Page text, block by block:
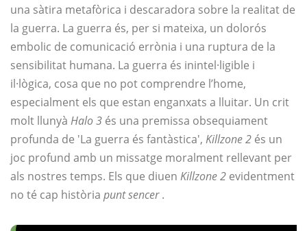
una sàtira metafòrica i descaradora sobre la realitat de
la guerra. La guerra és, per si mateixa, un dolorós
embolic de comunicació errònia i una ruptura de la
sensibilitat humana. La guerra és inintel·ligible i
il·lògica, cosa que no pot comprendre l’home,
especialment els que estan enganxats a lluitar. Un crit
molt llunyà Halo 3 és una premissa obsequiament
profunda de 'La guerra és fantàstica', Killzone 2 és un
joc profund amb un missatge moralment rellevant per
als nostres temps. Els que diuen Killzone 2 evidentment
no té cap història punt sencer.